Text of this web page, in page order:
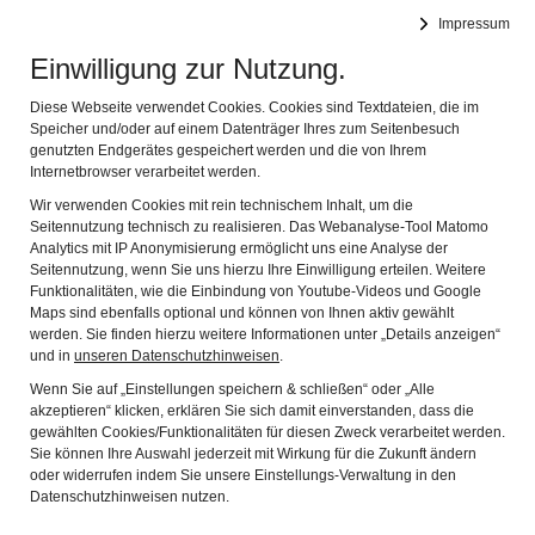
Impressum
Einwilligung zur Nutzung.
Diese Webseite verwendet Cookies. Cookies sind Textdateien, die im
Speicher und/oder auf einem Datenträger Ihres zum Seitenbesuch
genutzten Endgerätes gespeichert werden und die von Ihrem
Internetbrowser verarbeitet werden.
Wir verwenden Cookies mit rein technischem Inhalt, um die
Seitennutzung technisch zu realisieren. Das Webanalyse-Tool Matomo
Analytics mit IP Anonymisierung ermöglicht uns eine Analyse der
Seitennutzung, wenn Sie uns hierzu Ihre Einwilligung erteilen. Weitere
Funktionalitäten, wie die Einbindung von Youtube-Videos und Google
Maps sind ebenfalls optional und können von Ihnen aktiv gewählt
werden. Sie finden hierzu weitere Informationen unter „Details anzeigen“
und in unseren Datenschutzhinweisen.
Wenn Sie auf „Einstellungen speichern & schließen“ oder „Alle
akzeptieren“ klicken, erklären Sie sich damit einverstanden, dass die
gewählten Cookies/Funktionalitäten für diesen Zweck verarbeitet werden.
Sie können Ihre Auswahl jederzeit mit Wirkung für die Zukunft ändern
oder widerrufen indem Sie unsere Einstellungs-Verwaltung in den
Datenschutzhinweisen nutzen.
Eigentumsverhältnisse
Wie es funktioniert
Wohnungsbedingungen
Als Betrieb
Der altdeutsche Sägegatter
Das Bretterfloß
Mühlen und Flößerei
Die Blöchertrift
Veröffentlichungen